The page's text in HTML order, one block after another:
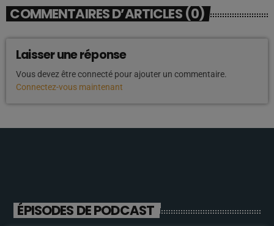
COMMENTAIRES D’ARTICLES (0)
Laisser une réponse
Vous devez être connecté pour ajouter un commentaire.
Connectez-vous maintenant
ÉPISODES DE PODCAST